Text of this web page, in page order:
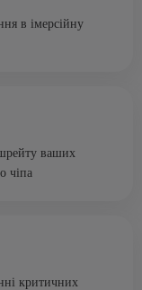
в імерсійну
ваших
чіпа
критичних